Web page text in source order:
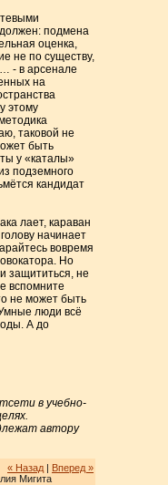
подмена
оценка,
не по существу,
- в арсенале
на
этому
таковой не
быть
у «каталы»
подземного
кандидат
лает, караван
начинает
вовремя
Но
защититься, не
вспомните
не может быть
люди всё
А до
в учебно-
автору
« Назад | Вперед »
Мигита